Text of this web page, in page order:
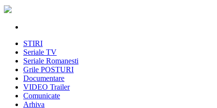
STIRI
Seriale TV
Seriale Romanesti
Grile POSTURI
Documentare
VIDEO Trailer
Comunicate
Arhiva